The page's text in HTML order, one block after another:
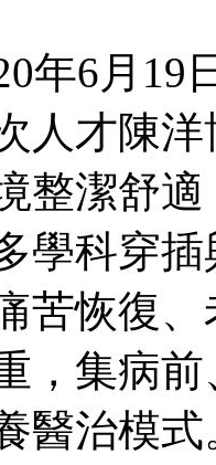
6月19
人才陳
整潔舒
學科穿
苦恢復
，集病
醫治模